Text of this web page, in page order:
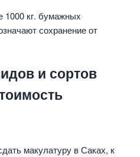
1000 кг. бумажных
сохранение от
и сортов
макулатуру в Саках, к